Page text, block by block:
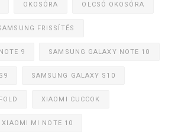
OKOSÓRA OLCSÓ OKOSÓRA
FRISSÍTÉS
9 SAMSUNG GALAXY NOTE 10
SAMSUNG GALAXY S10
XIAOMI CUCCOK
XIAOMI MI NOTE 10